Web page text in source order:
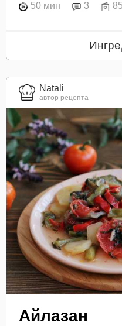
50 мин 3 85
Natali
автор рецепта
Айлазан